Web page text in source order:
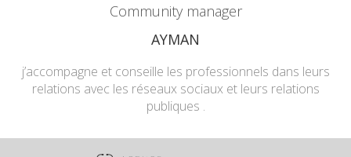
Community manager
AYMAN
j’accompagne et conseille les professionnels dans leurs
relations avec les réseaux sociaux et leurs relations
publiques .